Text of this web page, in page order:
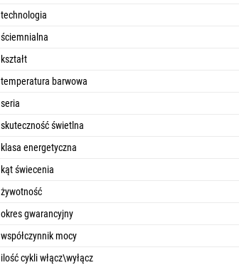
technologia
ściemnialna
kształt
temperatura barwowa
seria
skuteczność świetlna
klasa energetyczna
kąt świecenia
żywotność
okres gwarancyjny
współczynnik mocy
ilość cykli włącz\wyłącz